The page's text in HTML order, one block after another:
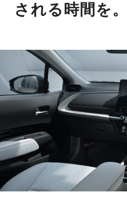
される時間を。